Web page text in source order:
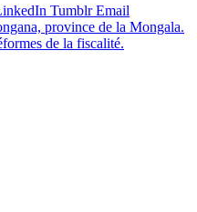
Tumblr Email
province de la Mongala.
de la fiscalité.